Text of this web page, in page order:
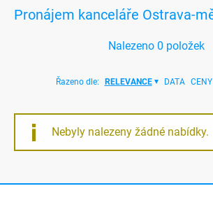
Pronájem kanceláře Ostrava-
Nalezeno 0 položek
Řazeno dle: RELEVANCE DATA CENY
Nebyly nalezeny žádné nabídky.